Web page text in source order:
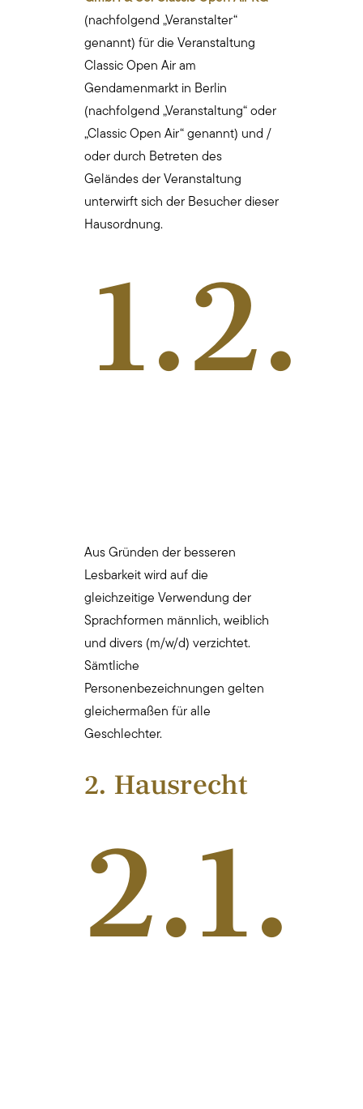
(nachfolgend „Veranstalter“
genannt) für die Veranstaltung
Classic Open Air am
Gendamenmarkt in Berlin
(nachfolgend „Veranstaltung“ oder
„Classic Open Air“ genannt) und /
oder durch Betreten des
Geländes der Veranstaltung
unterwirft sich der Besucher dieser
Hausordnung.
1.2.
Aus Gründen der besseren
Lesbarkeit wird auf die
gleichzeitige Verwendung der
Sprachformen männlich, weiblich
und divers (m/w/d) verzichtet.
Sämtliche
Personenbezeichnungen gelten
gleichermaßen für alle
Geschlechter.
2. Hausrecht
2.1.